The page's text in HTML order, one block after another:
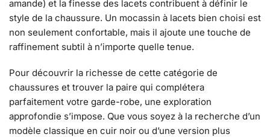
amande) et la finesse des lacets contribuent à définir le
style de la chaussure. Un mocassin à lacets bien choisi est
non seulement confortable, mais il ajoute une touche de
raffinement subtil à n’importe quelle tenue.
Pour découvrir la richesse de cette catégorie de
chaussures et trouver la paire qui complétera
parfaitement votre garde-robe, une exploration
approfondie s’impose. Que vous soyez à la recherche d’un
modèle classique en cuir noir ou d’une version plus